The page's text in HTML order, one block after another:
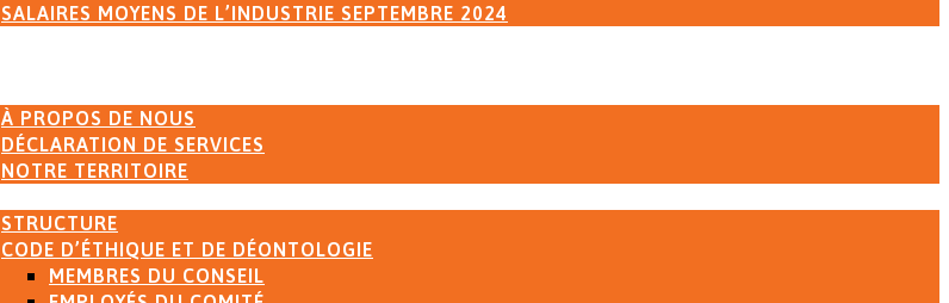
SALAIRES MOYENS DE L’INDUSTRIE SEPTEMBRE 2024
À PROPOS DE NOUS
DÉCLARATION DE SERVICES
NOTRE TERRITOIRE
STRUCTURE
CODE D’ÉTHIQUE ET DE DÉONTOLOGIE
MEMBRES DU CONSEIL